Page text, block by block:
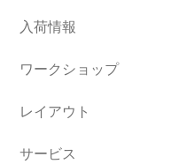
入荷情報
ワークショップ
レイアウト
サービス